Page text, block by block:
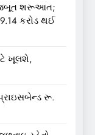
શરૂઆત;
કરોડ થઈ
ખૂલશે,
રૂ.